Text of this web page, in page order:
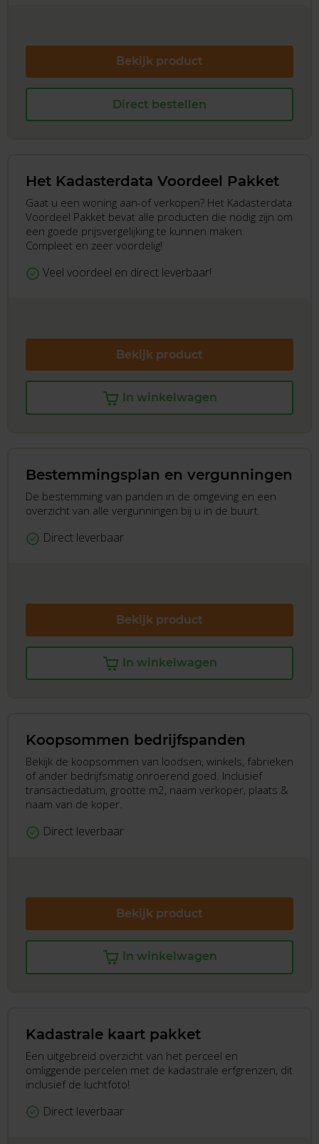
Bekijk product
Direct bestellen
Het Kadasterdata Voordeel Pakket
Gaat u een woning aan-of verkopen? Het Kadasterdata
Voordeel Pakket bevat alle producten die nodig zijn om
een goede prijsvergelijking te kunnen maken.
Compleet en zeer voordelig!
Veel voordeel en direct leverbaar!
Bekijk product
In winkelwagen
Bestemmingsplan en vergunningen
De bestemming van panden in de omgeving en een
overzicht van alle vergunningen bij u in de buurt.
Direct leverbaar
Bekijk product
In winkelwagen
Koopsommen bedrijfspanden
Bekijk de koopsommen van loodsen, winkels, fabrieken
of ander bedrijfsmatig onroerend goed. Inclusief
transactiedatum, grootte m2, naam verkoper, plaats &
naam van de koper.
Direct leverbaar
Bekijk product
In winkelwagen
Kadastrale kaart pakket
Een uitgebreid overzicht van het perceel en
omliggende percelen met de kadastrale erfgrenzen, dit
inclusief de luchtfoto!
Direct leverbaar